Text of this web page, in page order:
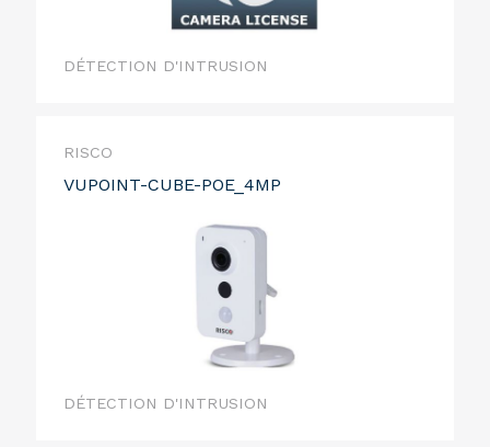
DÉTECTION D'INTRUSION
RISCO
VUPOINT-CUBE-POE_4MP
DÉTECTION D'INTRUSION